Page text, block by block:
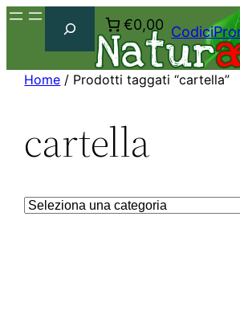
€0,00
Home / Prodotti taggati “cartella”
cartella
Seleziona